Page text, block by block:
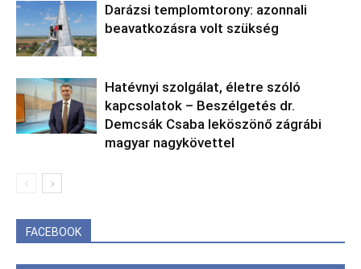
Darázsi templomtorony: azonnali
beavatkozásra volt szükség
Hatévnyi szolgálat, életre szóló
kapcsolatok – Beszélgetés dr.
Demcsák Csaba leköszönő zágrábi
magyar nagykövettel
FACEBOOK